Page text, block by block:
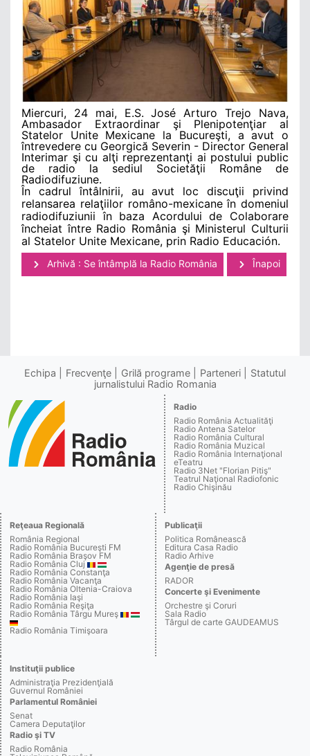
Miercuri, 24 mai, E.S. José Arturo Trejo Nava,
Ambasador Extraordinar şi Plenipotenţiar al
Statelor Unite Mexicane la Bucureşti, a avut o
întrevedere cu Georgică Severin - Director General
Interimar şi cu alţi reprezentanţi ai postului public
de radio la sediul Societăţii Române de
Radiodifuziune.
În cadrul întâlnirii, au avut loc discuţii privind
relansarea relaţiilor româno-mexicane în domeniul
radiodifuziunii în baza Acordului de Colaborare
încheiat între Radio România şi Ministerul Culturii
al Statelor Unite Mexicane, prin Radio Educación.
Arhivă : Se întâmplă la Radio România Înapoi
Echipa Frecvenţe Grilă programe Parteneri
Statutul
jurnalistului Radio Romania
Radio
Radio România Actualităţi
Radio Antena Satelor
Radio România Cultural
Radio România Muzical
Radio România Internaţional
eTeatru
Radio 3Net "Florian Pitiş"
Teatrul Naţional Radiofonic
Radio Chişinău
Reţeaua Regională
România Regional
Radio România Bucureşti FM
Radio România Braşov FM
Radio România Cluj
Radio România Constanţa
Radio România Vacanţa
Radio România Oltenia-Craiova
Radio România Iaşi
Radio România Reşiţa
Radio România Târgu Mureş
Radio România Timişoara
Publicaţii
Politica Românească
Editura Casa Radio
Radio Arhive
Agenţie de presă
RADOR
Concerte şi Evenimente
Orchestre şi Coruri
Sala Radio
Târgul de carte GAUDEAMUS
Instituţii publice
Administraţia Prezidenţială
Guvernul României
Parlamentul României
Senat
Camera Deputaţilor
Radio şi TV
Radio România